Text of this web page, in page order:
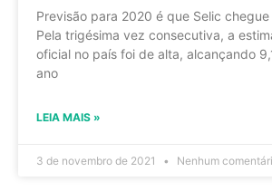
Previsão para 2020 é que Selic
Pela trigésima vez consecutiva, a
oficial no país foi de alta, alcançando
ano
LEIA MAIS »
3 de novembro de 2021 Nenhum